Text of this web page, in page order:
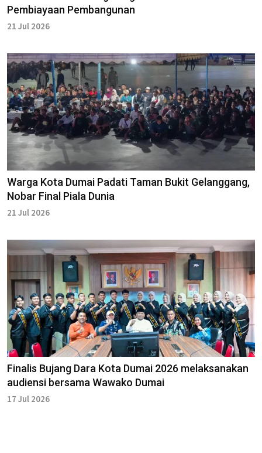
Pembiayaan Pembangunan
21 Jul 2026
Warga Kota Dumai Padati Taman Bukit Gelanggang,
Nobar Final Piala Dunia
21 Jul 2026
Finalis Bujang Dara Kota Dumai 2026 melaksanakan
audiensi bersama Wawako Dumai
17 Jul 2026